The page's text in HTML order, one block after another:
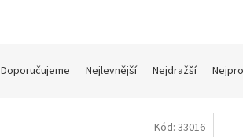
Doporučujeme Nejlevnější Nejdražší
Kód: 33016